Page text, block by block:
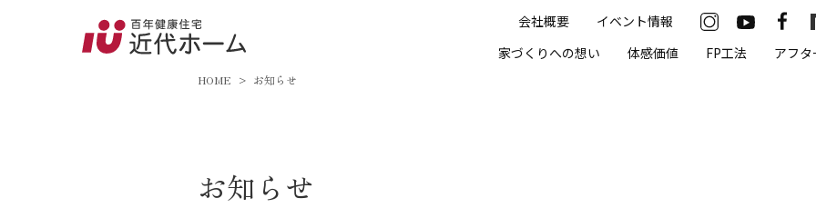
会社概要
イベント情報
家づくりへの想い
体感価値 FP工法 アフ
家づくりへの想い
HOME お知らせ
お知らせ